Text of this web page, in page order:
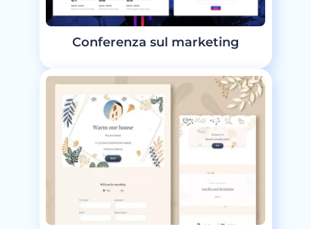
Conferenza sul marketing